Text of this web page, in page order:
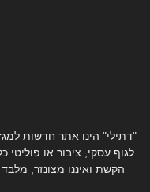
"דתילי" הינו אתר חדשות
לגוף עסקי, ציבור או
הקשת ואיננו מצונזר,